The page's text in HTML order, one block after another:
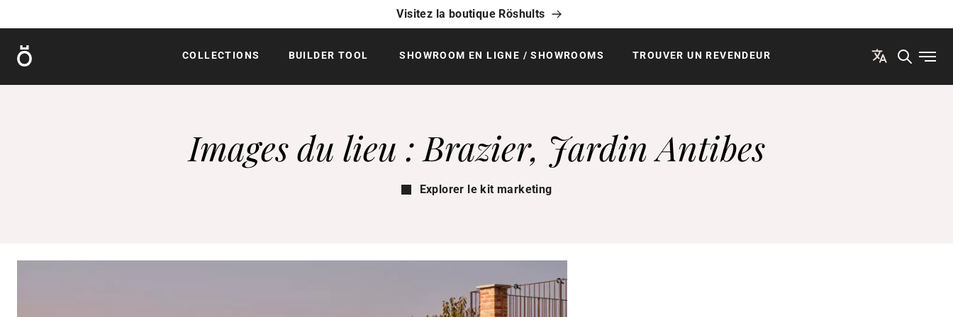
Visitez la boutique Röshults
Röshults COLLECTIONS BUILDER TOOL SHOWROOM EN LIGNE / SHOWROOMS TROUVER UN REVENDEUR
Images du lieu : Brazier, Jardin Antibes
Explorer le kit marketing